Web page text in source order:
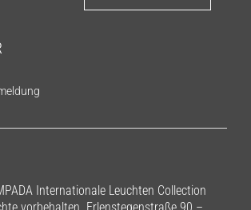
Internationale Leuchten Collection
vorbehalten. Erlenstegenstraße 90 –